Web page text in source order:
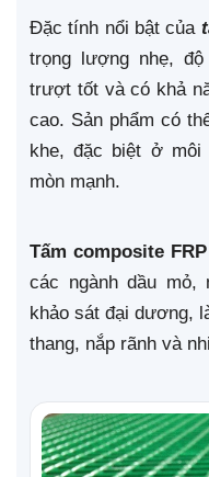
Đặc tính nổi bật của
trọng lượng nhẹ,
trượt tốt và có khả
cao. Sản phẩm có
khe, đặc biệt ở
mòn mạnh.
Tấm composite FRP
các ngành dầu
khảo sát đại dương,
thang, nắp rãnh và